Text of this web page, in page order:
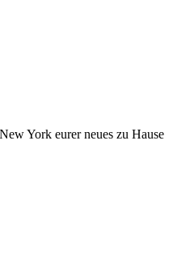
York eurer neues zu Hause